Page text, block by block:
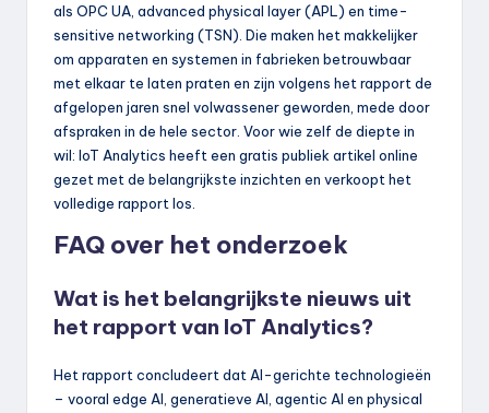
als OPC UA, advanced physical layer (APL) en time-
sensitive networking (TSN). Die maken het makkelijker
om apparaten en systemen in fabrieken betrouwbaar
met elkaar te laten praten en zijn volgens het rapport de
afgelopen jaren snel volwassener geworden, mede door
afspraken in de hele sector. Voor wie zelf de diepte in
wil: IoT Analytics heeft een gratis publiek artikel online
gezet met de belangrijkste inzichten en verkoopt het
volledige rapport los.
FAQ over het onderzoek
Wat is het belangrijkste nieuws uit
het rapport van IoT Analytics?
Het rapport concludeert dat AI-gerichte technologieën
– vooral edge AI, generatieve AI, agentic AI en physical